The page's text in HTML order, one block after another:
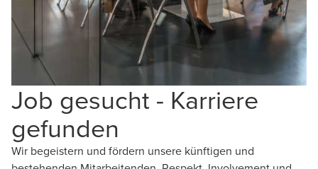
Job gesucht - Karriere
gefunden
Wir begeistern und fördern unsere künftigen und